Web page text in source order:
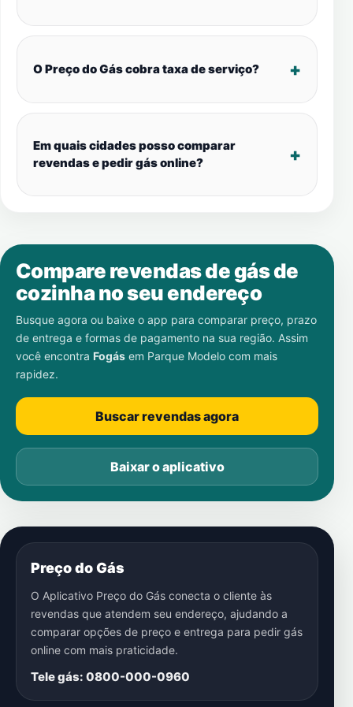
O Preço do Gás cobra taxa de serviço?
Em quais cidades posso comparar
revendas e pedir gás online?
Compare revendas de gás de
cozinha no seu endereço
Busque agora ou baixe o app para comparar preço, prazo
de entrega e formas de pagamento na sua região. Assim
você encontra Fogás em Parque Modelo com mais
rapidez.
Buscar revendas agora
Baixar o aplicativo
Preço do Gás
O Aplicativo Preço do Gás conecta o cliente às
revendas que atendem seu endereço, ajudando a
comparar opções de preço e entrega para pedir gás
online com mais praticidade.
Tele gás: 0800-000-0960